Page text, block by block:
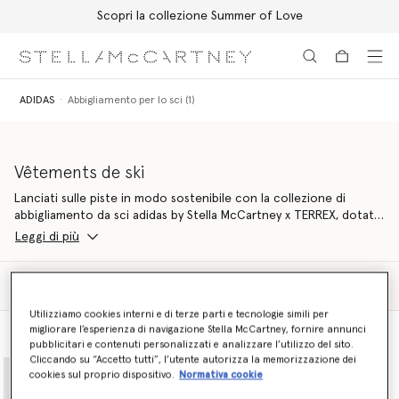
Scopri la collezione Summer of Love
ADIDAS Abbigliamento per lo sci (1)
Vêtements de ski
Lanciati sulle piste in modo sostenibile con la collezione di
abbigliamento da sci adidas by Stella McCartney x TERREX, dotata
di un’avanzata tecnologia di abbigliamento performante e di
ogni capo di abbigliamento da sci offre la perfetta fusione di alta
moda e abbigliamento sportivo ad alte prestazioni secondo lo
stile adidas by Stella McCartney. In più, puoi affrontare la neve
fresca con la potenza della tecnologia TERREX.
Leggi di più
Vista modello Vista prodotto
Utilizziamo cookies interni e di terze parti e tecnologie simili per
migliorare l’esperienza di navigazione Stella McCartney, fornire annunci
pubblicitari e contenuti personalizzati e analizzare l’utilizzo del sito.
Cliccando su “Accetto tutti”, l’utente autorizza la memorizzazione dei
cookies sul proprio dispositivo.
Normativa cookie